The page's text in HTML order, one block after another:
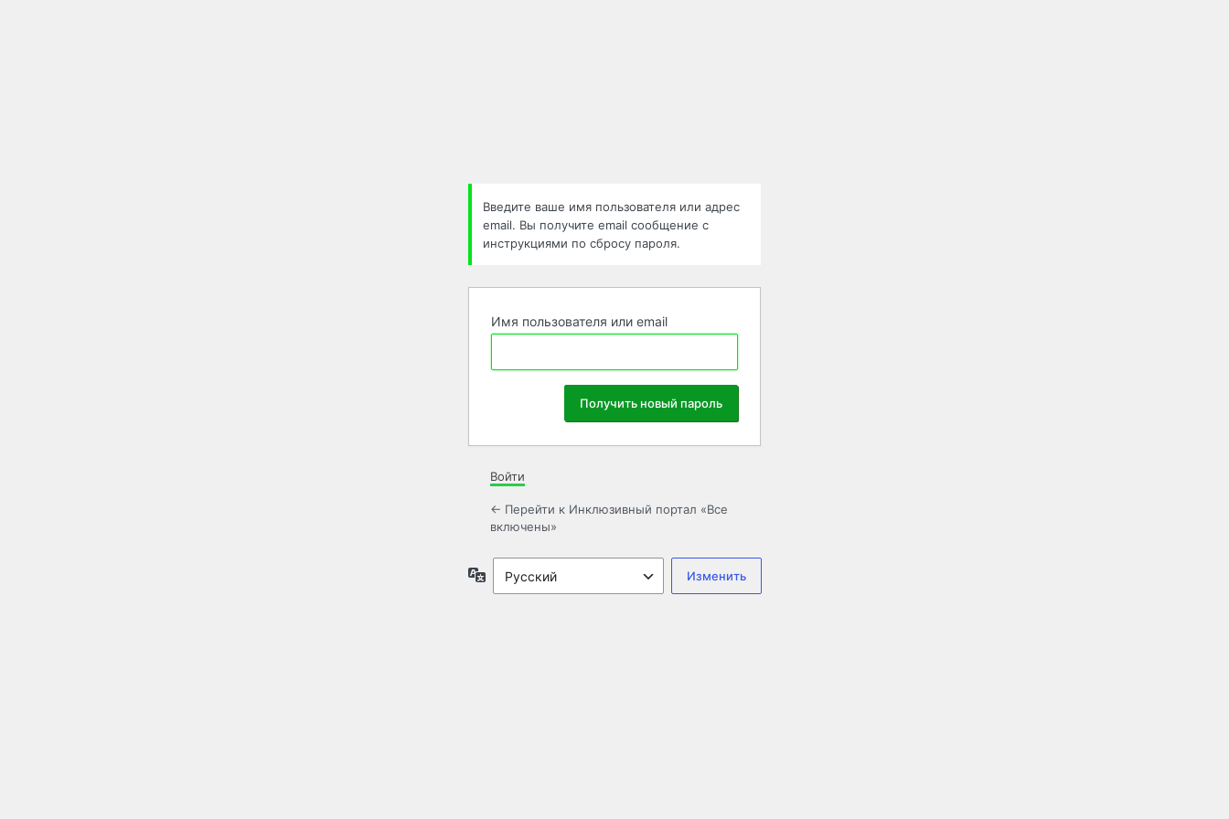
Введите ваше имя пользователя или адрес
email. Вы получите email сообщение с
инструкциями по сбросу пароля.
Имя пользователя или email
Войти
← Перейти к Инклюзивный портал «Все
включены»
Язык